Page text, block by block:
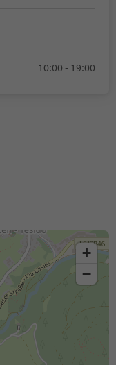
10:00 - 19:00
+
−